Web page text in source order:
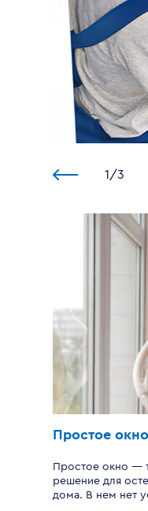
1 /3
Простое окно
Простое окно —
решение для
дома. В нем нет